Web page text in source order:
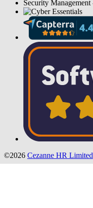
©2026 Cezanne HR Limited